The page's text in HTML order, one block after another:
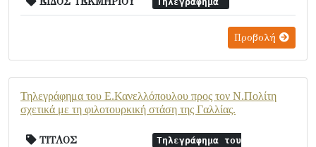
Προβολή
Τηλεγράφημα του Ε.Κανελλόπουλου προς τον Ν.Πολίτη
σχετικά με τη φιλοτουρκική στάση της Γαλλίας.
ΤΙΤΛΟΣ
Τηλεγράφημα του